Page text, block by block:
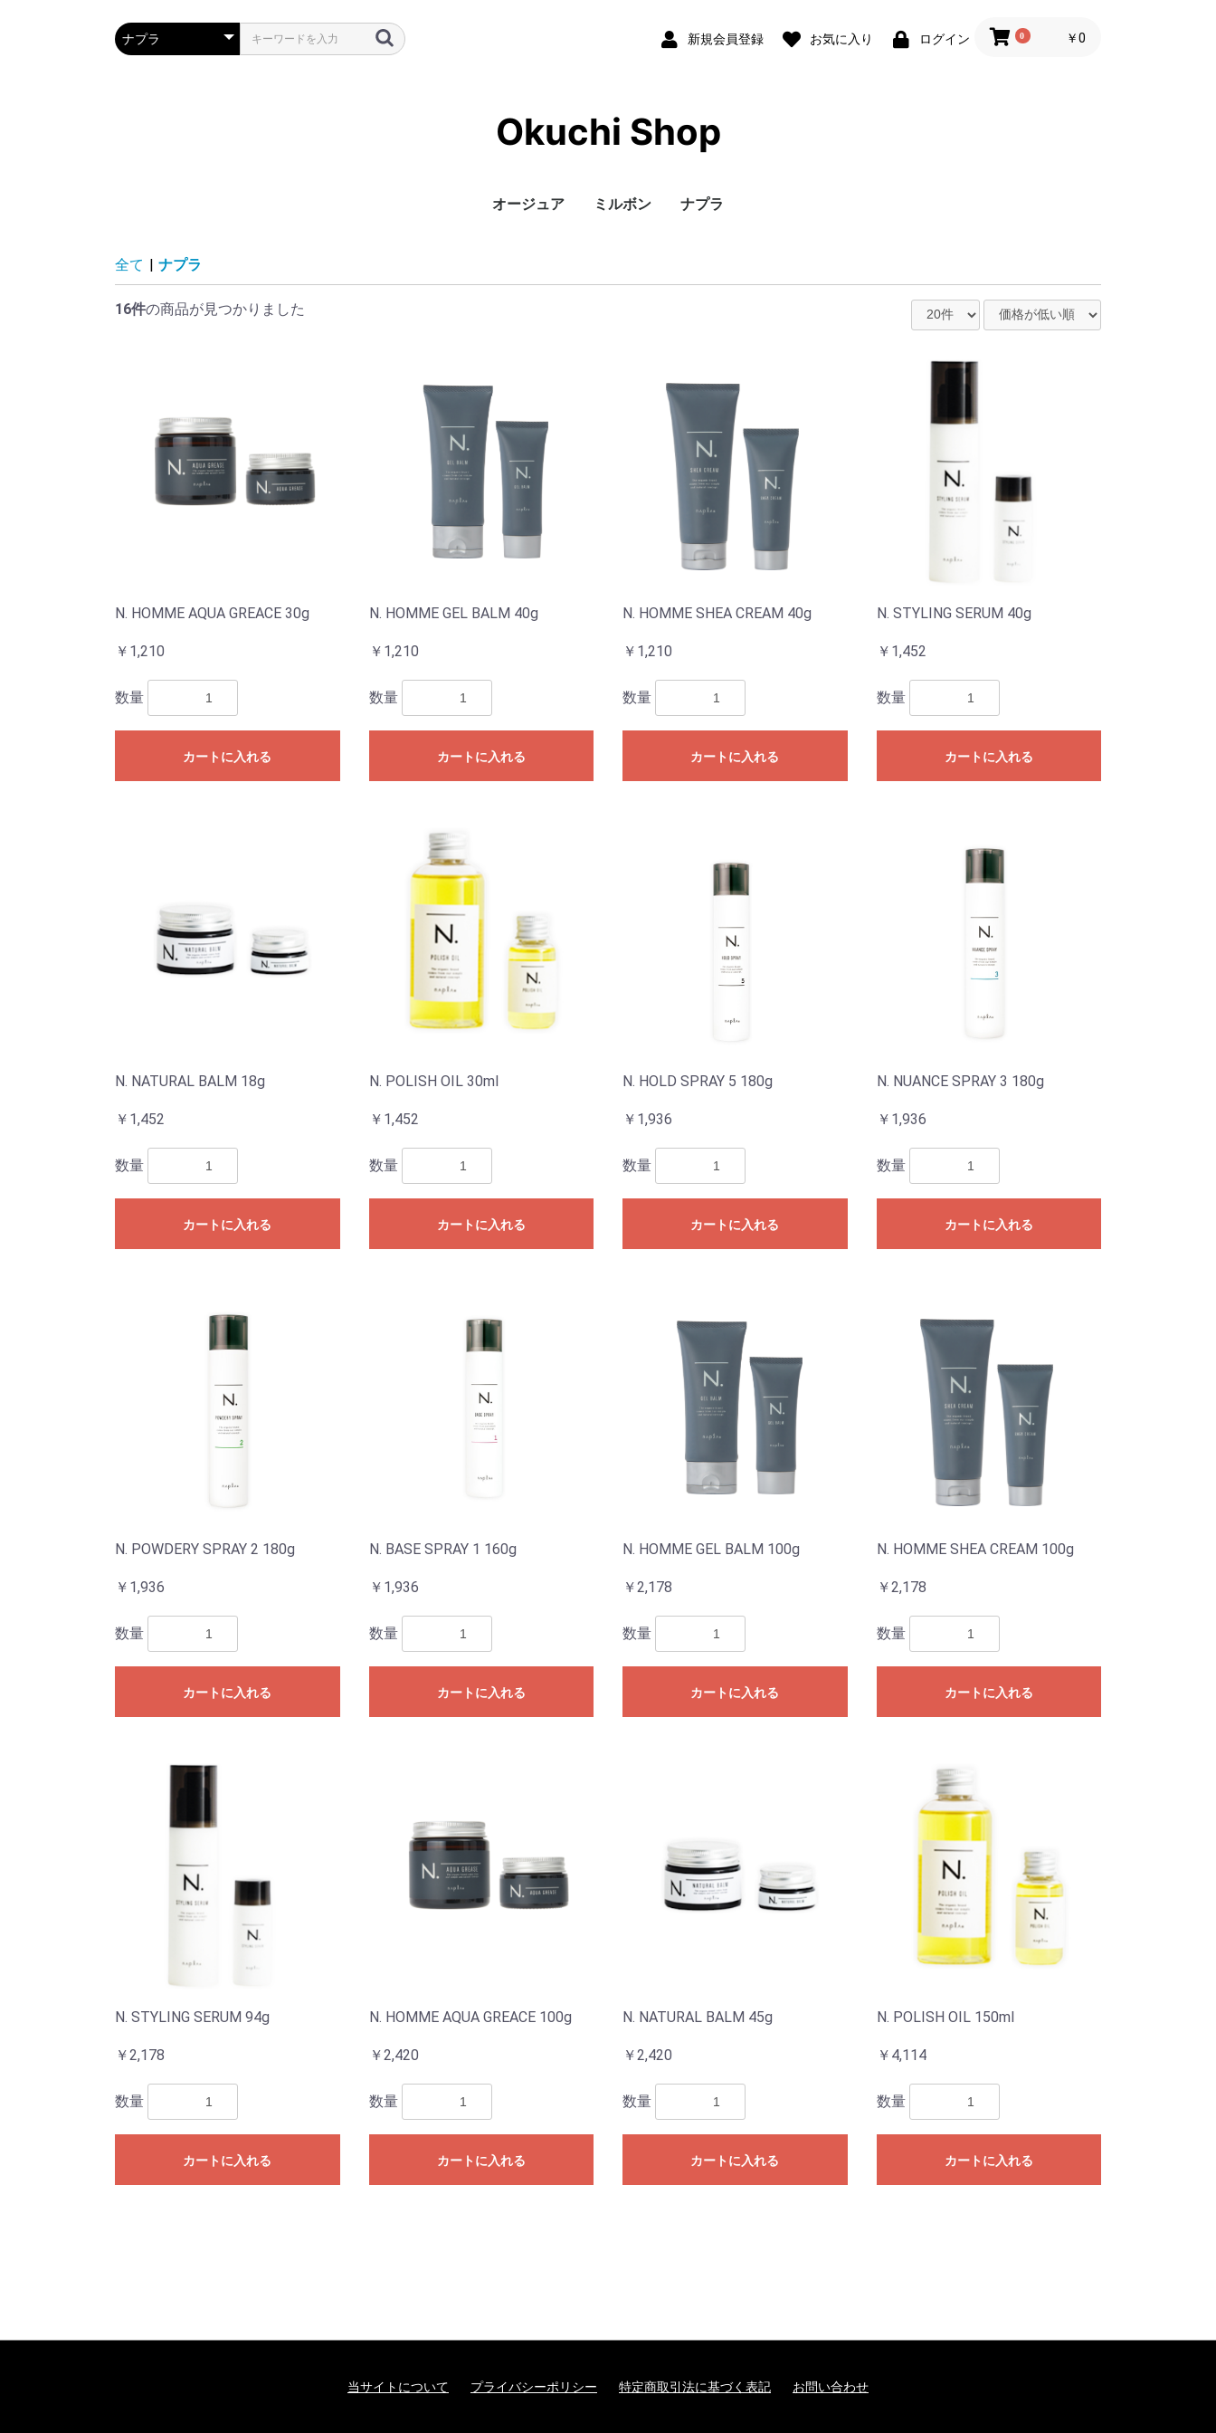
新規会員登録 お気に入り ログイン 0 ￥0
Okuchi Shop
オージュア ミルボン ナプラ
全て | ナプラ
16件の商品が見つかりました
N. HOMME AQUA GREACE 30g
￥1,210
数量
カートに入れる
N. HOMME GEL BALM 40g
￥1,210
数量
カートに入れる
N. HOMME SHEA CREAM 40g
￥1,210
数量
カートに入れる
N. STYLING SERUM 40g
￥1,452
数量
カートに入れる
N. NATURAL BALM 18g
￥1,452
数量
カートに入れる
N. POLISH OIL 30ml
￥1,452
数量
カートに入れる
N. HOLD SPRAY 5 180g
￥1,936
数量
カートに入れる
N. NUANCE SPRAY 3 180g
￥1,936
数量
カートに入れる
N. POWDERY SPRAY 2 180g
￥1,936
数量
カートに入れる
N. BASE SPRAY 1 160g
￥1,936
数量
カートに入れる
N. HOMME GEL BALM 100g
￥2,178
数量
カートに入れる
N. HOMME SHEA CREAM 100g
￥2,178
数量
カートに入れる
N. STYLING SERUM 94g
￥2,178
数量
カートに入れる
N. HOMME AQUA GREACE 100g
￥2,420
数量
カートに入れる
N. NATURAL BALM 45g
￥2,420
数量
カートに入れる
N. POLISH OIL 150ml
￥4,114
数量
カートに入れる
当サイトについて プライバシーポリシー 特定商取引法に基づく表記 お問い合わせ